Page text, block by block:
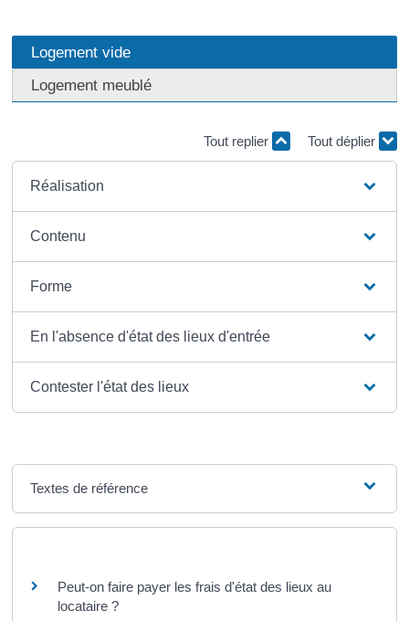
Logement vide
Logement meublé
Tout replier Tout déplier
Réalisation
Contenu
Forme
En l'absence d'état des lieux d'entrée
Contester l'état des lieux
Textes de référence
Peut-on faire payer les frais d'état des lieux au
locataire ?